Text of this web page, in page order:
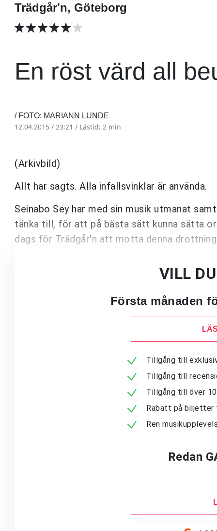
Trädgår'n, Göteborg
En röst värd all
/ FOTO: MARIANN LUNDE
12.04.2015 / 23:21 / Lästid: 2 min
(Arkivbild)
Allt har sagts. Alla infallsvinklar är använda.
Seinabo Sey har med sin musik utmanat
tänka till, för att på bästa sätt kunna sätta
dags för Trädgår'n att motta denna
VILL
Första månaden
Tillgång till
Tillgång till
Tillgång till över
Rabatt på
Ren
Redan